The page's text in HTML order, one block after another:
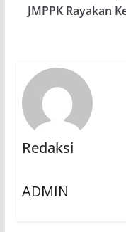
JMPPK Rayakan
Redaksi
ADMIN